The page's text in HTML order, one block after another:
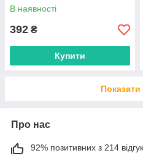
недорого від прямого
постачальника
В наявності
392 ₴
Купити
Про нас
92% позитивних з 214